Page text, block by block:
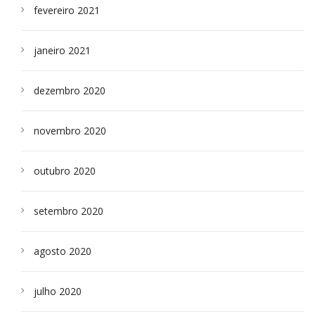
fevereiro 2021
janeiro 2021
dezembro 2020
novembro 2020
outubro 2020
setembro 2020
agosto 2020
julho 2020